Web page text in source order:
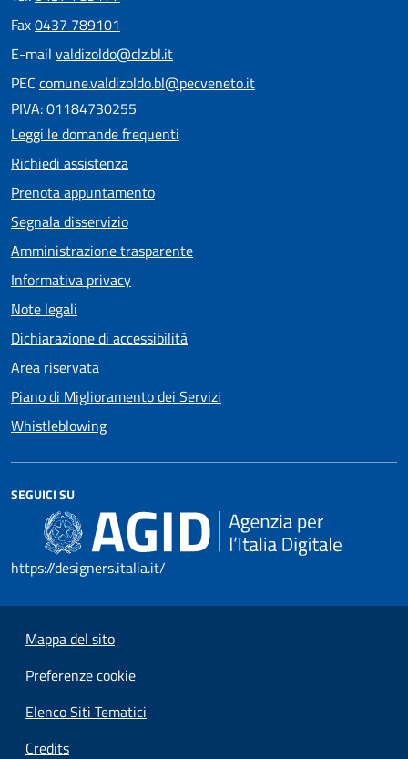
Fax0437 789101
E-mail valdizoldo@clz.bl.it
PEC comune.valdizoldo.bl@pecveneto.it
PIVA: 01184730255
Leggi le domande frequenti
Richiedi assistenza
Prenota appuntamento
Segnala disservizio
Amministrazione trasparente
Informativa privacy
Note legali
Dichiarazione di accessibilità
Area riservata
Piano di Miglioramento dei Servizi
Whistleblowing
SEGUICI SU
https://designers.italia.it/
Mappa del sito
Preferenze cookie
Elenco Siti Tematici
Credits